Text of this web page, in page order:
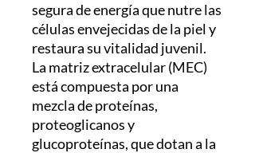
segura de energía que nutre las
células envejecidas de la piel y
restaura su vitalidad juvenil.
La matriz extracelular (MEC)
está compuesta por una
mezcla de proteínas,
proteoglicanos y
glucoproteínas, que dotan a la